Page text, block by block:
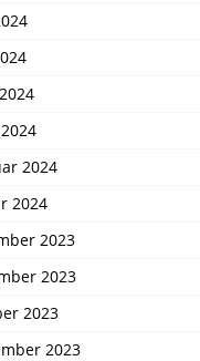
2024
2024
2023
2023
2023
2023